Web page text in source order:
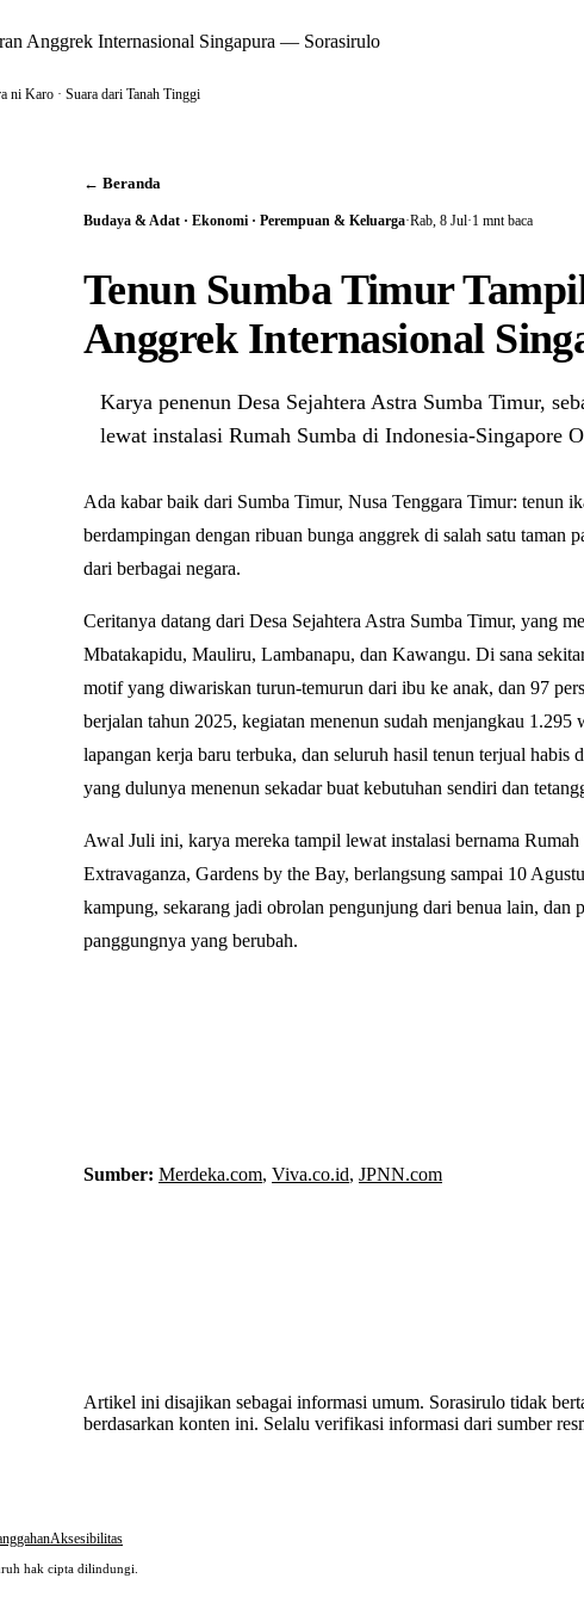
Anggrek Internasional Singapura — Sorasirulo
ni Karo · Suara dari Tanah Tinggi
← Beranda
Budaya & Adat · Ekonomi · Perempuan & Keluarga·Rab, 8 Jul·1 mnt baca
Tenun Sumba Timur
Anggrek Internasional
Karya penenun Desa Sejahtera Astra Sumba Timur,
lewat instalasi Rumah Sumba di Indonesia-Singapore
Ada kabar baik dari Sumba Timur, Nusa Tenggara Timur: tenun
berdampingan dengan ribuan bunga anggrek di salah satu
dari berbagai negara.
Ceritanya datang dari Desa Sejahtera Astra Sumba Timur, yang
Mbatakapidu, Mauliru, Lambanapu, dan Kawangu. Di sana
motif yang diwariskan turun-temurun dari ibu ke anak, dan 97
berjalan tahun 2025, kegiatan menenun sudah menjangkau 1.295
lapangan kerja baru terbuka, dan seluruh hasil tenun terjual
yang dulunya menenun sekadar buat kebutuhan sendiri dan
Awal Juli ini, karya mereka tampil lewat instalasi bernama
Extravaganza, Gardens by the Bay, berlangsung sampai 10
kampung, sekarang jadi obrolan pengunjung dari benua lain, dan
panggungnya yang berubah.
Sumber: Merdeka.com, Viva.co.id, JPNN.com
Artikel ini disajikan sebagai informasi umum. Sorasirulo tidak
berdasarkan konten ini. Selalu verifikasi informasi dari sumber
Aksesibilitas
hak cipta dilindungi.